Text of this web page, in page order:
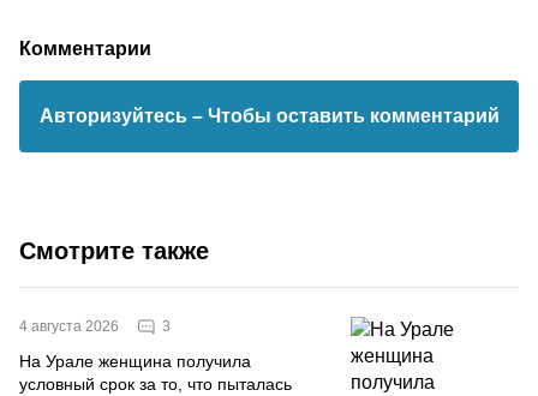
Комментарии
Авторизуйтесь – Чтобы оставить комментарий
Смотрите также
4 августа 2026 3
На Урале женщина получила
условный срок за то, что пыталась